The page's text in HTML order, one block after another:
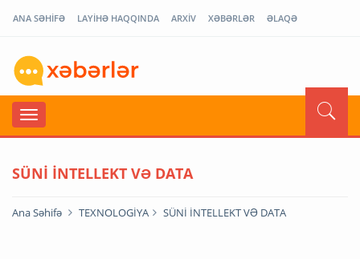
ANA SƏHİFƏ LAYİHƏ HAQQINDA ARXİV XƏBƏRLƏR ƏLAQƏ
SÜNİ İNTELLEKT VƏ DATA
Ana Səhifə TEXNOLOGİYA SÜNİ İNTELLEKT VƏ DATA